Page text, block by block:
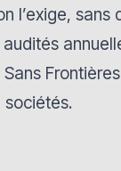
l’exige, sans
sociétés.